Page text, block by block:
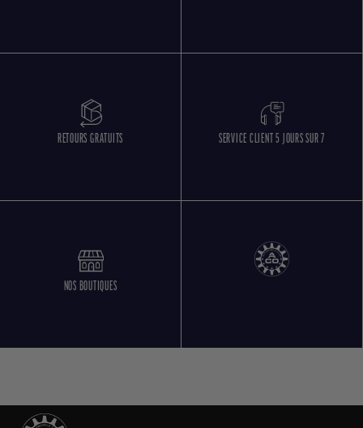
RETOURS GRATUITS SERVICE CLIENT 5 JOURS SUR 7
NOS BOUTIQUES